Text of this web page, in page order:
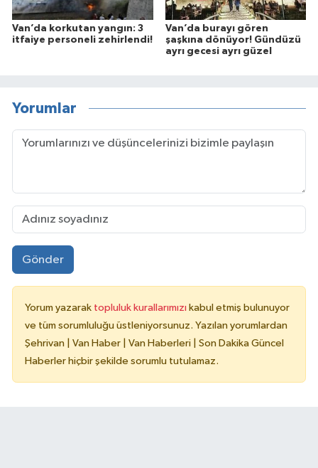
Van’da korkutan yangın: 3
itfaiye personeli zehirlendi!
Van’da burayı gören
şaşkına dönüyor! Gündüzü
ayrı gecesi ayrı güzel
Yorumlar
Gönder
Yorum yazarak topluluk kurallarımızı kabul etmiş bulunuyor
ve tüm sorumluluğu üstleniyorsunuz. Yazılan yorumlardan
Şehrivan | Van Haber | Van Haberleri | Son Dakika Güncel
Haberler hiçbir şekilde sorumlu tutulamaz.